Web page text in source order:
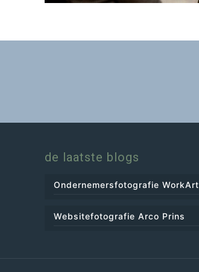
de laatste blogs
Ondernemersfotografie WorkArt
Websitefotografie Arco Prins